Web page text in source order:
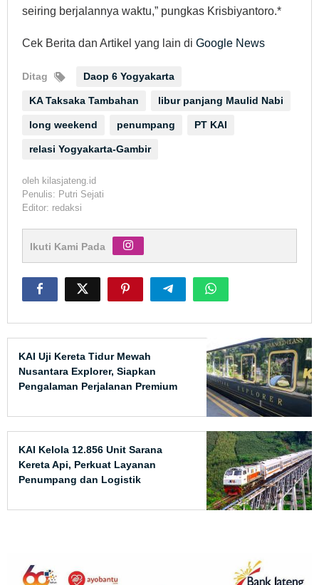
seiring berjalannya waktu,” pungkas Krisbiyantoro.*
Cek Berita dan Artikel yang lain di Google News
Ditag Daop 6 Yogyakarta
KA Taksaka Tambahan libur panjang Maulid Nabi
long weekend penumpang PT KAI
relasi Yogyakarta-Gambir
oleh kilasjateng.id
Penulis: Putri Sejati
Editor: redaksi
Ikuti Kami Pada
KAI Uji Kereta Tidur Mewah
Nusantara Explorer, Siapkan
Pengalaman Perjalanan Premium
KAI Kelola 12.856 Unit Sarana
Kereta Api, Perkuat Layanan
Penumpang dan Logistik